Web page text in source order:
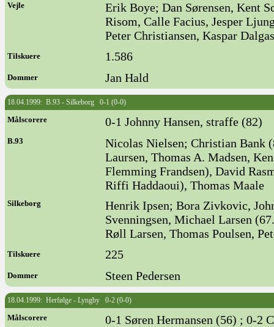
Vejle
Erik Boye; Dan Sørensen, Kent
Risom, Calle Facius, Jesper
Peter Christiansen, Kaspar
Tilskuere 1.586
Dommer Jan Hald
18.04.1999: B.93 - Silkeborg 0-1 (0-0)
Målscorere 0-1 Johnny Hansen, straffe (82)
B.93
Nicolas Nielsen; Christian Bank
Laursen, Thomas A. Madsen,
Flemming Frandsen), David
Riffi Haddaoui), Thomas Maale
Silkeborg
Henrik Ipsen; Bora Zivkovic,
Svenningsen, Michael Larsen
Røll Larsen, Thomas Poulsen,
Tilskuere 225
Dommer Steen Pedersen
18.04.1999: Herfølge - Lyngby 0-2 (0-0)
Målscorere 0-1 Søren Hermansen (56) ; 0-2